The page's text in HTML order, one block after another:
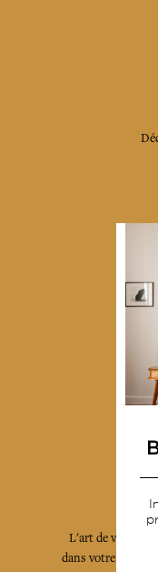
L'art de vivre
dans votre boîte